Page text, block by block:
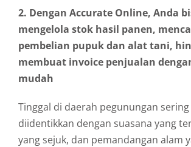
2. Dengan Accurate Online, Anda
mengelola stok hasil panen,
pembelian pupuk dan alat tani,
membuat invoice penjualan
mudah
Tinggal di daerah pegunungan sering
diidentikkan dengan suasana yang
yang sejuk, dan pemandangan alam